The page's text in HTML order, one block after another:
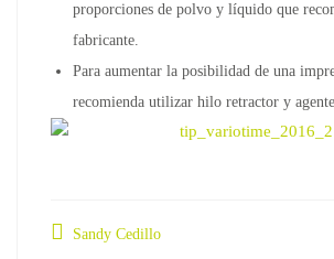
proporciones de polvo y líquido que
fabricante.
Para aumentar la posibilidad de una
recomienda utilizar hilo retractor y
Sandy Cedillo